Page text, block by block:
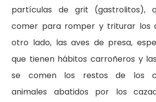
partículas de grit (gastrolitos),
comer para romper y triturar los
otro lado, las aves de presa,
que tienen hábitos carroñeros y
se comen los restos de los
animales abatidos por los